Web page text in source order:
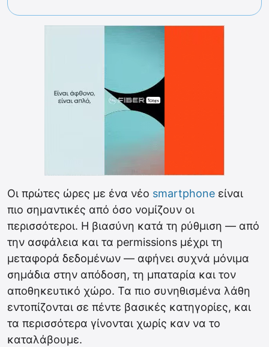
Οι πρώτες ώρες με ένα νέο smartphone είναι
πιο σημαντικές από όσο νομίζουν οι
περισσότεροι. Η βιασύνη κατά τη ρύθμιση — από
την ασφάλεια και τα permissions μέχρι τη
μεταφορά δεδομένων — αφήνει συχνά μόνιμα
σημάδια στην απόδοση, τη μπαταρία και τον
αποθηκευτικό χώρο. Τα πιο συνηθισμένα λάθη
εντοπίζονται σε πέντε βασικές κατηγορίες, και
τα περισσότερα γίνονται χωρίς καν να το
καταλάβουμε.